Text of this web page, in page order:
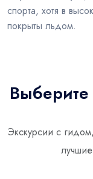
спорта, хотя в
покрыты льдом.
Экскурсии с